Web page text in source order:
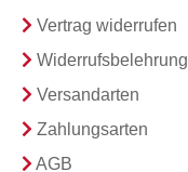
Vertrag widerrufen
Widerrufsbelehrung
Versandarten
Zahlungsarten
AGB